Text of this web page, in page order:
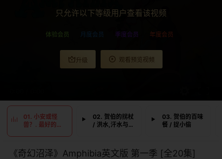
只允许以下等级用户查看该视频
体验会员 月度会员 季度会员 年度会员
升级 观看预览视频
01. 小安或怪
兽？. 最好的朋
02. 贺伯的拐杖
/ 洪水,汗水与泪
03. 贺伯的百味
餐 / 捉小偷
《奇幻沼泽》Amphibia英文版 第一季 [全20集]